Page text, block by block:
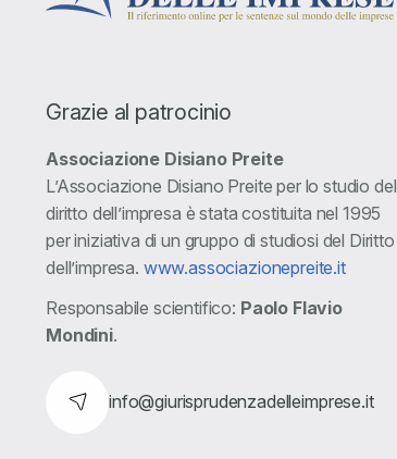
Grazie al patrocinio
Associazione Disiano Preite
L’Associazione Disiano Preite per lo studio del
diritto dell’impresa è stata costituita nel 1995
per iniziativa di un gruppo di studiosi del Diritto
dell’impresa. www.associazionepreite.it
Responsabile scientifico: Paolo Flavio
Mondini.
info@giurisprudenzadelleimprese.it